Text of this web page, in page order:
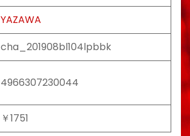
YAZAWA
cha_201908bl104lpbbk
4966307230044
￥1751